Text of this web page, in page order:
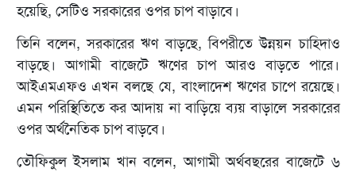
হয়েছি, সেটিও সরকারের ওপর চাপ বাড়াবে।
তিনি বলেন, সরকারের ঋণ বাড়ছে, বিপরীতে উন্নয়ন চাহিদাও
বাড়ছে। আগামী বাজেটে ঋণের চাপ আরও বাড়তে পারে।
আইএমএফও এখন বলছে যে, বাংলাদেশ ঋণের চাপে রয়েছে।
এমন পরিস্থিতিতে কর আদায় না বাড়িয়ে ব্যয় বাড়ালে সরকারের
ওপর অর্থনৈতিক চাপ বাড়বে।
তৌফিকুল ইসলাম খান বলেন, আগামী অর্থবছরের বাজেটে ৬